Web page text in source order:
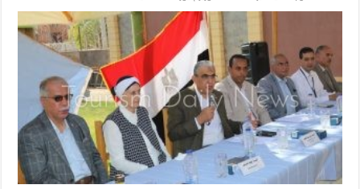
القوي
العاملة
تدعو
30
مليون
عامل
مصري
للمشاركة
في
الانتخابات
مغلقة